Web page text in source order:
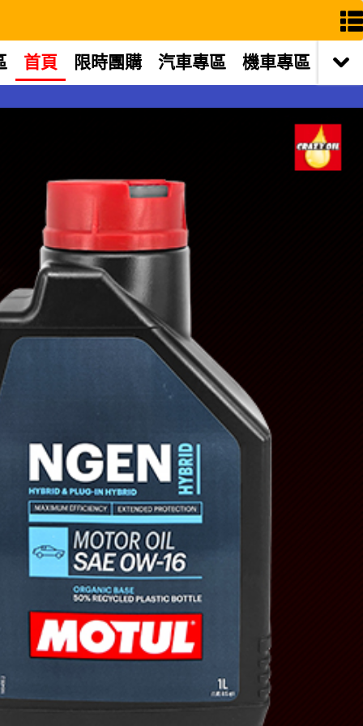
首頁 限時團購 汽車專區 機車專區